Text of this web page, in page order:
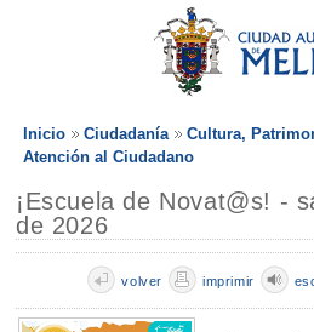
Inicio Ciudadanía
Cultura,
Atención al Ciudadano
¡Escuela de Novat@s! -
de 2026
imprimir
volver